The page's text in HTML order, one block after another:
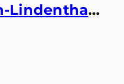
WOHNBAU: Köln-Lindenthal – Maisonette mit eigenem Gartentörchen in den Stadtwald